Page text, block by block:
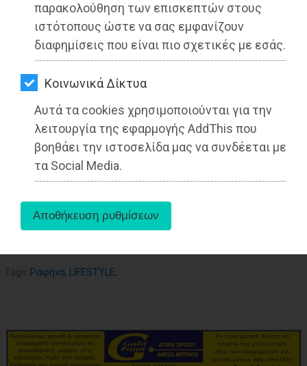
παρακολούθηση των επισκεπτών στους
ιστότοπους ώστε να σας εμφανίζουν
διαφημίσεις που είναι πιο σχετικές με εσάς.
Kοινωνικά Δίκτυα
Αυτά τα cookies χρησιμοποιούνται για την
λειτουργία της εφαρμογής AddThis που
βοηθάει την ιστοσελίδα μας να συνδέεται με
τα Social Media.
ΕΦΗΜΕΡΙΔΕΣ
OΔΗΓΟΣ
ΑΓΟΡΑΣ
ΨΙΘΥΡΟΙ
ΑΠΟΣΤΟΛΗ
ΑΡΘΡΩΝ
25-07-2022
Από τo Dimotisnews
aboutus
Tags: Ραφήνα, LIFESTYLE,